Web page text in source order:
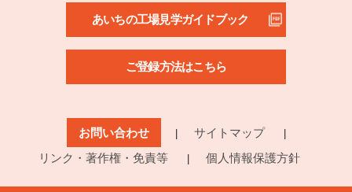
あいちの工場見学ガイドブック
ご登録方法はこちら
お問い合わせ
サイトマップ
リンク・著作権・免責等
個人情報保護方針